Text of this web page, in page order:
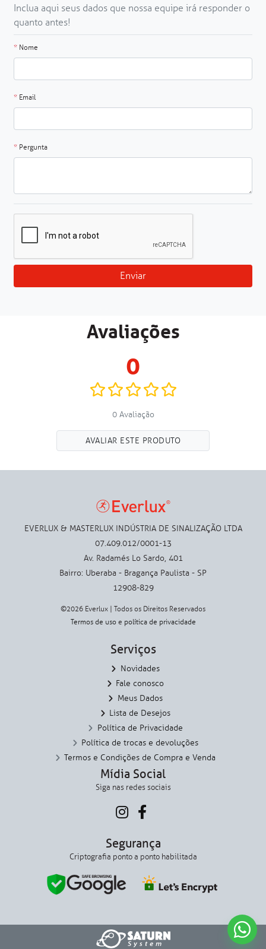
Inclua aqui seus dados que nossa equipe irá responder o
quanto antes!
* Nome
* Email
* Pergunta
Enviar
Avaliações
0
0 Avaliação
AVALIAR ESTE PRODUTO
EVERLUX & MASTERLUX INDÚSTRIA DE SINALIZAÇÃO LTDA
07.409.012/0001-13
Av. Radamés Lo Sardo, 401
Bairro: Uberaba - Bragança Paulista - SP
12908-829
©2026 Everlux | Todos os Direitos Reservados
Termos de usoe política de privacidade
Serviços
Novidades
Fale conosco
Meus Dados
Lista de Desejos
Política de Privacidade
Política de trocas e devoluções
Termos e Condições de Compra e Venda
Mídia Social
Siga nas redes sociais
Segurança
Criptografia ponto a ponto habilitada